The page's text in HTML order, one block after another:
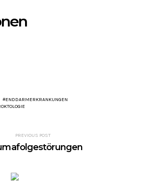
ENDDARMERKRANKUNGEN
PREVIOUS POST